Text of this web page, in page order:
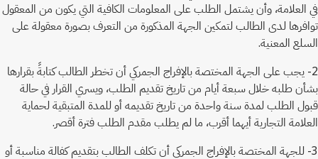
في العلامة، وأن يشتمل الطلب على المعلومات الكافية التي يكون من المعقول
توافرها لدى الطالب لتمكين الجهة المذكورة من التعرف بصورة معقولة على
السلع المعنية.
2- يجب على الجهة المختصة بالإفراج الجمركي أن تخطر الطالب كتابةً بقرارها
بشأن طلبه خلال سبعة أيام من تاريخ تقديم الطلب، ويسري القرار في حالة
قبول الطلب لمدة سنة واحدة من تاريخ تقديمه أو للمدة المتبقية لحماية
العلامة التجارية أيهما أقرب، ما لم يطلب مقدم الطلب فترة أقصر.
3- للجهة المختصة بالإفراج الجمركي أن تكلف الطالب بتقديم كفالة مناسبة أو